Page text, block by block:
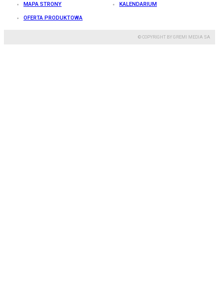
MAPA STRONY KALENDARIUM
OFERTA PRODUKTOWA
© COPYRIGHT BY GREMI MEDIA SA